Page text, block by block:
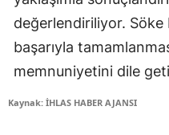
değerlendiriliyor. Söke
başarıyla
memnuniyetini dile
Kaynak: İHLAS HABER AJANSI